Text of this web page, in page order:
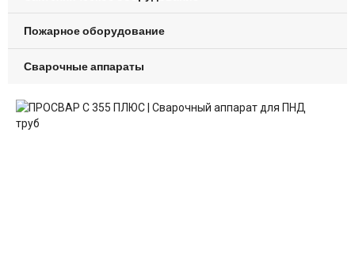
Пожарное оборудование
Сварочные аппараты